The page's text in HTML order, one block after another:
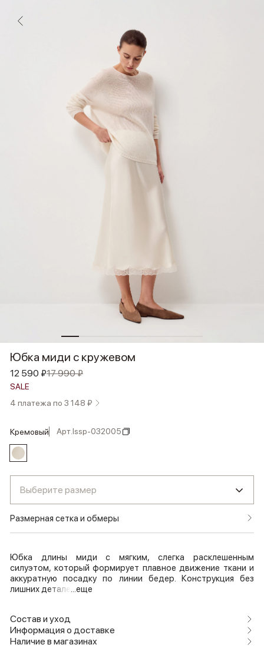
Юбка миди с кружевом
12 590 ₽17 990 ₽
SALE
4 платежа по 3 148 ₽
кремовый Арт.lssp-032005
Выберите размер
Размерная сетка и обмеры
Юбка длины миди с мягким, слегка расклешенным
силуэтом, который формирует плавное движение ткани и
аккуратную посадку по линии бедер. Конструкция без
лишних детале ...еще
Состав и уход
Информация о доставке
Наличие в магазинах